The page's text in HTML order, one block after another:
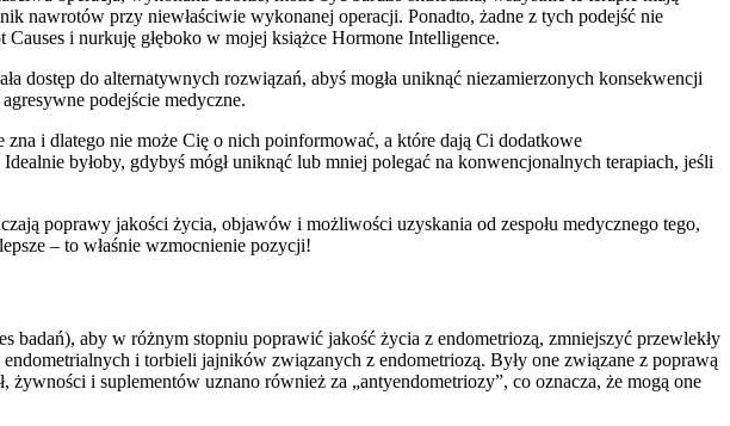
przy niewłaściwie wykonanej operacji. Ponadto, żadne z tych podejść nie
i nurkuję głęboko w mojej książce Hormone Intelligence.
dostęp do alternatywnych rozwiązań, abyś mogła uniknąć niezamierzonych konsekwencji
podejście medyczne.
i dlatego nie może Cię o nich poinformować, a które dają Ci dodatkowe
byłoby, gdybyś mógł uniknąć lub mniej polegać na konwencjonalnych terapiach, jeśli
poprawy jakości życia, objawów i możliwości uzyskania od zespołu medycznego tego,
– to właśnie wzmocnienie pozycji!
badań), aby w różnym stopniu poprawić jakość życia z endometriozą, zmniejszyć przewlekły
i torbieli jajników związanych z endometriozą. Były one związane z poprawą
i suplementów uznano również za „antyendometriozy”, co oznacza, że mogą one